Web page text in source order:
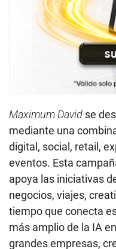
Maximum David se
mediante una
digital, social, retail,
eventos. Esta
apoya las iniciativas
negocios, viajes,
tiempo que conecta
más amplio de la IA
grandes empresas,